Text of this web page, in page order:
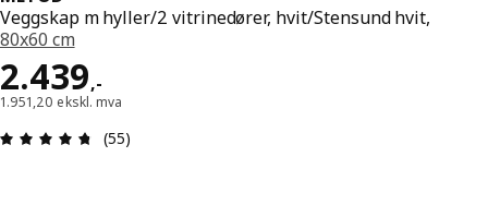
Veggskap m hyller/2 vitrinedører, hvit/Stensund hvit,
80x60 cm
2.439,-
Pris 2439,-
1.951,20 ekskl. mva
Produktomtale: 4.7 ingen kundevurdering 5
(55)